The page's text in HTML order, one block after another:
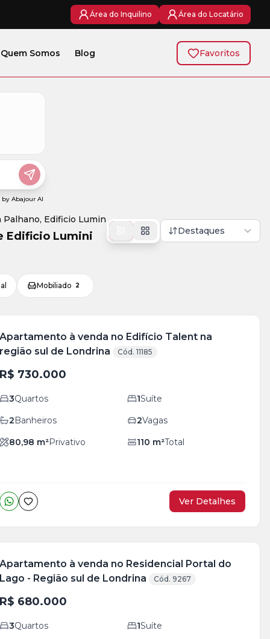
Área do Inquilino Área do Locatário
Quem Somos Blog Favoritos
Palhano, Edificio Lumini
Edificio Lumini
Destaques
Mobiliado 2
Apartamento à venda no Edifício Talent na
região sul de Londrina
Cód. 11185
R$ 730.000
3Quartos 1Suíte
2Banheiros 2Vagas
80,98 m²Privativo 110 m²Total
Ver Detalhes
Apartamento à venda no Residencial Portal do
Lago - Região sul de Londrina
Cód. 9267
R$ 680.000
3Quartos 1Suíte